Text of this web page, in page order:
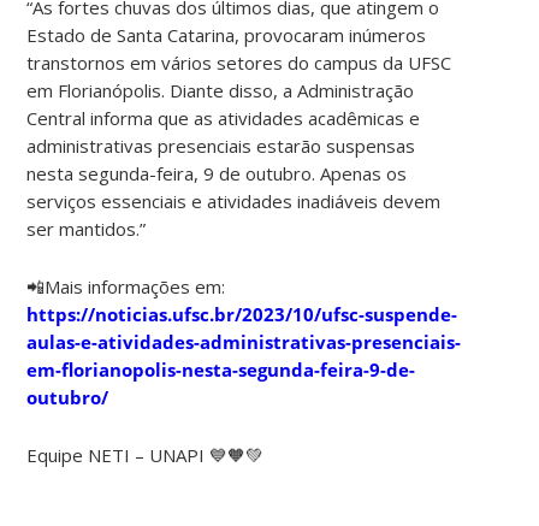
“As fortes chuvas dos últimos dias, que atingem o
Estado de Santa Catarina, provocaram inúmeros
transtornos em vários setores do campus da UFSC
em Florianópolis. Diante disso, a Administração
Central informa que as atividades acadêmicas e
administrativas presenciais estarão suspensas
nesta segunda-feira, 9 de outubro. Apenas os
serviços essenciais e atividades inadiáveis devem
ser mantidos.”
📲Mais informações em:
https://noticias.ufsc.br/2023/10/ufsc-suspende-
aulas-e-atividades-administrativas-presenciais-
em-florianopolis-nesta-segunda-feira-9-de-
outubro/
Equipe NETI – UNAPI 💙🧡💚